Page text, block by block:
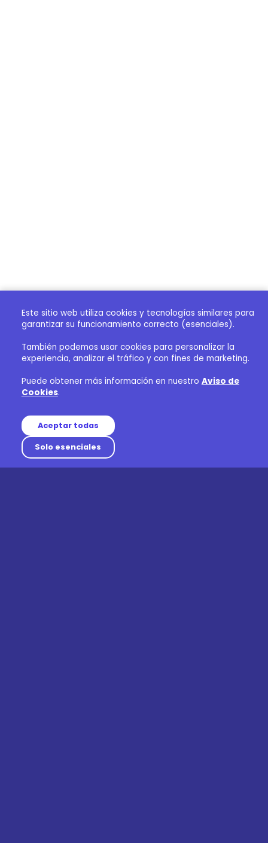
Este sitio web utiliza cookies y tecnologías similares para
garantizar su funcionamiento correcto (esenciales).
También podemos usar cookies para personalizar la
experiencia, analizar el tráfico y con fines de marketing.
Puede obtener más información en nuestro Aviso de
Cookies.
Aceptar todas
Solo esenciales